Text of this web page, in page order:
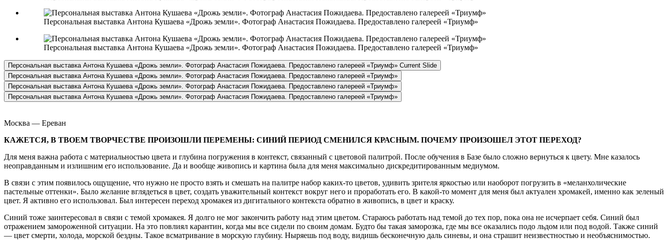
Персональная выставка Антона Кушаева «Дрожь земли». Фотограф Анастасия Пожидаева. Предоставлено галереей «Триумф»
Персональная выставка Антона Кушаева «Дрожь земли». Фотограф Анастасия Пожидаева. Предоставлено галереей «Триумф»
Персональная выставка Антона Кушаева «Дрожь земли». Фотограф Анастасия Пожидаева. Предоставлено галереей «Триумф» Current Slide
Персональная выставка Антона Кушаева «Дрожь земли». Фотограф Анастасия Пожидаева. Предоставлено галереей «Триумф»
Персональная выставка Антона Кушаева «Дрожь земли». Фотограф Анастасия Пожидаева. Предоставлено галереей «Триумф»
Персональная выставка Антона Кушаева «Дрожь земли». Фотограф Анастасия Пожидаева. Предоставлено галереей «Триумф»
Москва — Ереван
КАЖЕТСЯ, В ТВОЕМ ТВОРЧЕСТВЕ ПРОИЗОШЛИ ПЕРЕМЕНЫ: СИНИЙ ПЕРИОД СМЕНИЛСЯ КРАСНЫМ. ПОЧЕМУ ПРОИЗОШЕЛ ЭТОТ ПЕРЕХОД?
Для меня важна работа с материальностью цвета и глубина погружения в контекст, связанный с цветовой палитрой. После обучения в Базе было сложно вернуться к цвету. Мне казалось
неоправданным и излишним его использование. Да и вообще живопись и картина была для меня максимально дискредитированным медиумом.
В связи с этим появилось ощущение, что нужно не просто взять и смешать на палитре набор каких-то цветов, удивить зрителя яркостью или наоборот погрузить в «меланхолические
пастельные оттенки». Было желание вглядеться в цвет, создать уважительный контекст вокруг него и проработать его. В какой-то момент для меня был актуален хромакей, именно как зеленый
цвет. Я активно его использовал. Был интересен переход хромакея из дигитального контекста обратно в живопись, в цвет и краску.
Синий тоже заинтересовал в связи с темой хромакея. Я долго не мог закончить работу над этим цветом. Стараюсь работать над темой до тех пор, пока она не исчерпает себя. Синий был
отражением замороженной ситуации. На это повлиял карантин, когда мы все сидели по своим домам. Будто бы такая заморозка, где мы все оказались подо льдом или под водой. Также синий
— цвет смерти, холода, морской бездны. Такое всматривание в морскую глубину. Ныряешь под воду, видишь бесконечную даль синевы, и она страшит неизвестностью и необъяснимостью.